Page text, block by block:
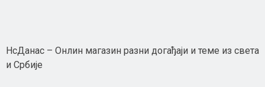
НЕ
НсДанас – Онлин магазин разни догађаји и теме из света
и Србије